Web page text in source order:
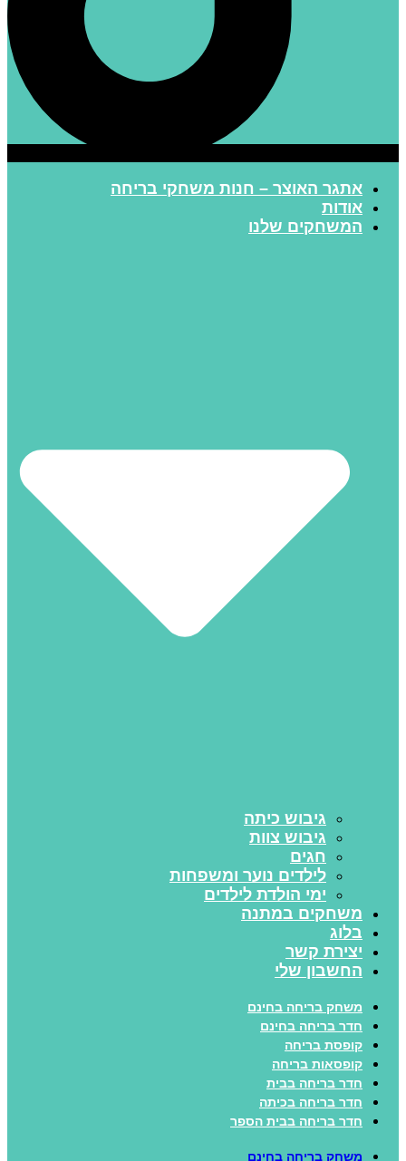
אתגר האוצר – חנות משחקי בריחה
אודות
המשחקים שלנו
גיבוש כיתה
גיבוש צוות
חגים
לילדים נוער ומשפחות
ימי הולדת לילדים
משחקים במתנה
בלוג
יצירת קשר
החשבון שלי
משחק בריחה בחינם
חדר בריחה בחינם
קופסת בריחה
קופסאות בריחה
חדר בריחה בבית
חדר בריחה בכיתה
חדר בריחה בבית הספר
משחק בריחה בחינם